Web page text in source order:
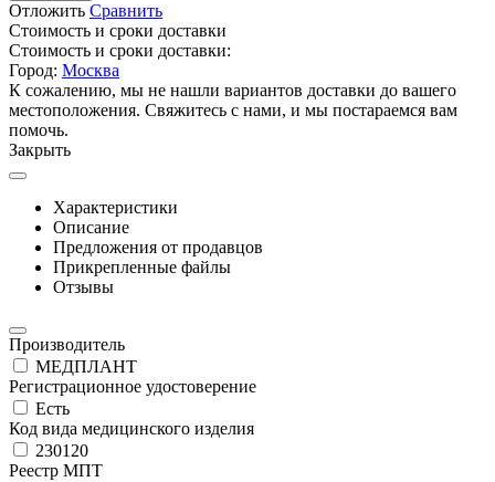
Отложить Сравнить
Стоимость и сроки доставки
Стоимость и сроки доставки:
Город: Москва
К сожалению, мы не нашли вариантов доставки до вашего
местоположения. Свяжитесь с нами, и мы постараемся вам
помочь.
Закрыть
Характеристики
Описание
Предложения от продавцов
Прикрепленные файлы
Отзывы
Производитель
МЕДПЛАНТ
Регистрационное удостоверение
Есть
Код вида медицинского изделия
230120
Реестр МПТ